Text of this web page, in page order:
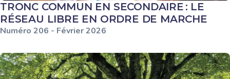
TRONC COMMUN EN SECONDAIRE : LE
RÉSEAU LIBRE EN ORDRE DE MARCHE
Numéro 206 - Février2026